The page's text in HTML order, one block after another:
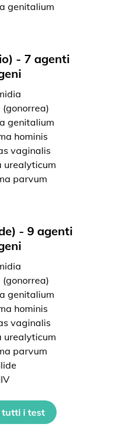
genitalium
- 7 agenti
genitalium
hominis
vaginalis
urealyticum
parvum
- 9 agenti
genitalium
hominis
vaginalis
urealyticum
parvum
tutti i test